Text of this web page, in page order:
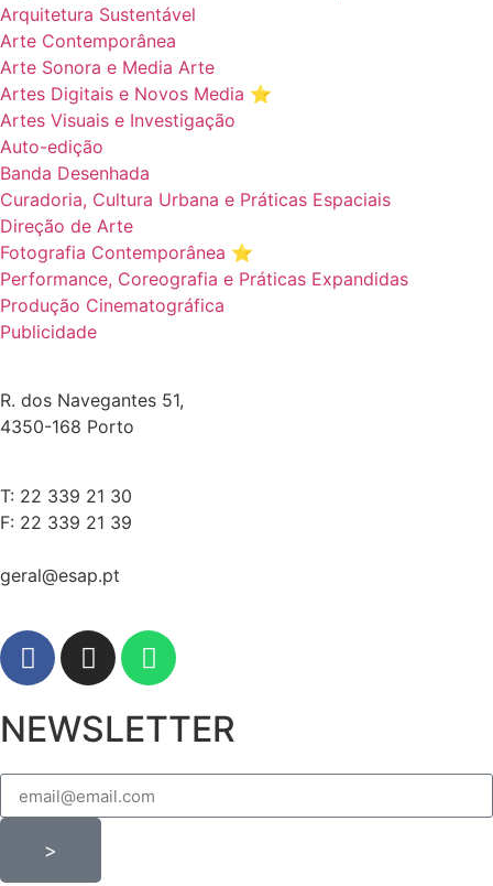
Arquitetura Sustentável
Arte Contemporânea
Arte Sonora e Media Arte
Artes Digitais e Novos Media ⭐️
Artes Visuais e Investigação
Auto-edição
Banda Desenhada
Curadoria, Cultura Urbana e Práticas Espaciais
Direção de Arte
Fotografia Contemporânea ⭐️
Performance, Coreografia e Práticas Expandidas
Produção Cinematográfica
Publicidade
R. dos Navegantes 51,
4350-168 Porto
T: 22 339 21 30
F: 22 339 21 39
geral@esap.pt
NEWSLETTER
>